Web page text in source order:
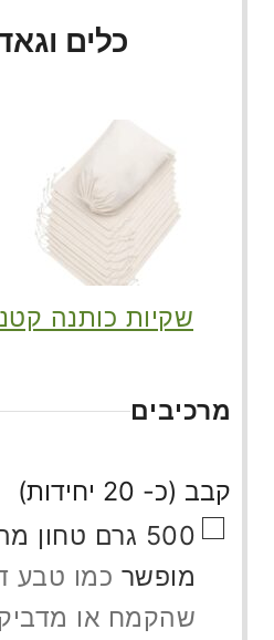
כלים
שקיות כותנה
מרכיבים
קבב (כ- 20 יחידות)
▢
500 גרם טחון
מופשר כמו טבע
שהקמח או